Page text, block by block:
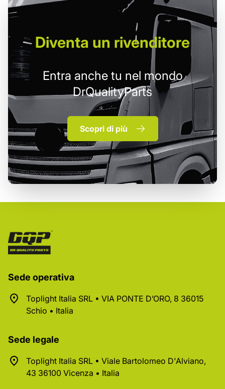
Diventa un rivenditore
Entra anche tu nel mondo
DrQualityParts
Scopri di più
Sede operativa
Toplight Italia SRL • VIA PONTE D’ORO, 8 36015
Schio • Italia
Sede legale
Toplight Italia SRL • Viale Bartolomeo D'Alviano,
43 36100 Vicenza • Italia